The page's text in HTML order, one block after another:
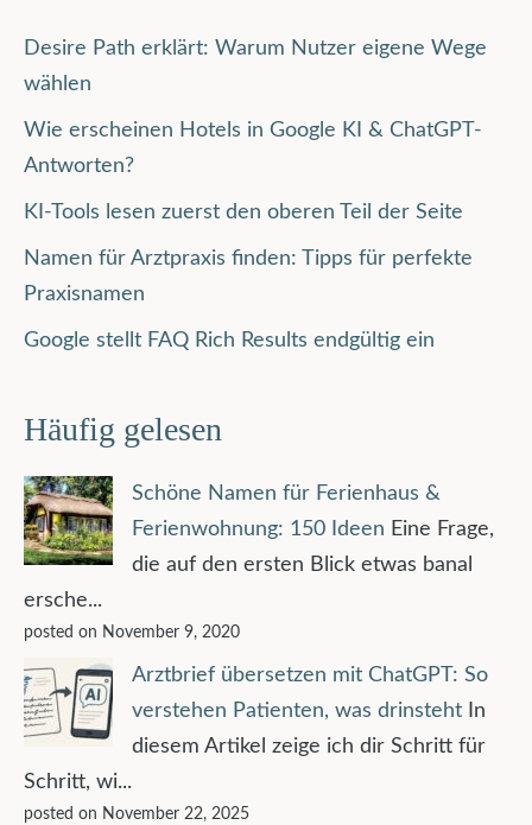
Desire Path erklärt: Warum Nutzer eigene Wege
wählen
Wie erscheinen Hotels in Google KI & ChatGPT-
Antworten?
KI-Tools lesen zuerst den oberen Teil der Seite
Namen für Arztpraxis finden: Tipps für perfekte
Praxisnamen
Google stellt FAQ Rich Results endgültig ein
Häufig gelesen
Schöne Namen für Ferienhaus &
Ferienwohnung: 150 Ideen Eine Frage,
die auf den ersten Blick etwas banal
ersche...
posted on November 9, 2020
Arztbrief übersetzen mit ChatGPT: So
verstehen Patienten, was drinsteht
In
diesem Artikel zeige ich dir Schritt für
Schritt, wi...
posted on November 22, 2025